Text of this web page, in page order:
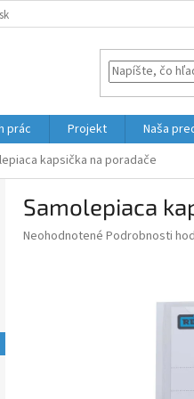
prác Projekt Naša
kapsička na poradače
Samolepiaca
Priemerné
Neohodnotené Podrobnosti